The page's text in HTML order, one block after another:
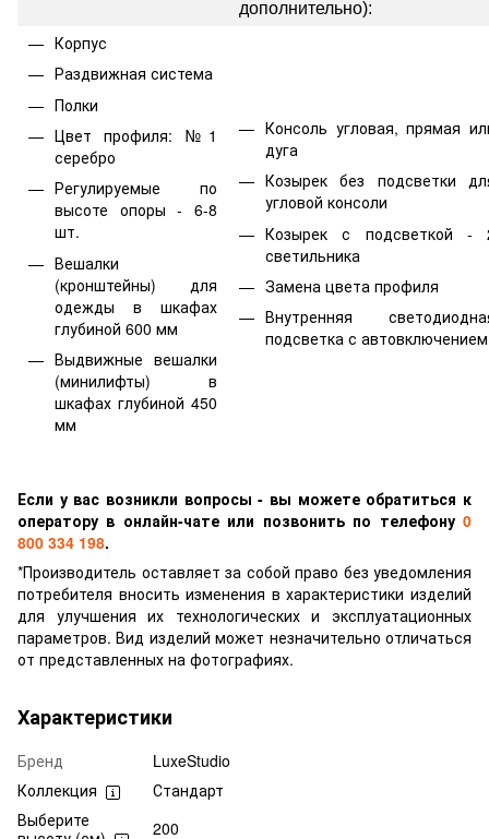
дополнительно):
Корпус
Раздвижная система
Полки
Цвет профиля: №1
серебро
Регулируемые по
высоте опоры - 6-8
шт.
Вешалки
(кронштейны) для
одежды в шкафах
глубиной 600 мм
Выдвижные вешалки
(минилифты) в
шкафах глубиной 450
мм
Консоль угловая, прямая
дуга
Козырек без подсветки
угловой консоли
Козырек с подсветкой -
светильника
Замена цвета профиля
Внутренняя
подсветка с автовключением
Если у вас возникли вопросы - вы можете обратиться к
оператору в онлайн-чате или позвонить по телефону 0
800 334 198.
*Производитель оставляет за собой право без уведомления
потребителя вносить изменения в характеристики изделий
для улучшения их технологических и эксплуатационных
параметров. Вид изделий может незначительно отличаться
от представленных на фотографиях.
Характеристики
Бренд
LuxeStudio
Коллекция
Стандарт
Выберите
200